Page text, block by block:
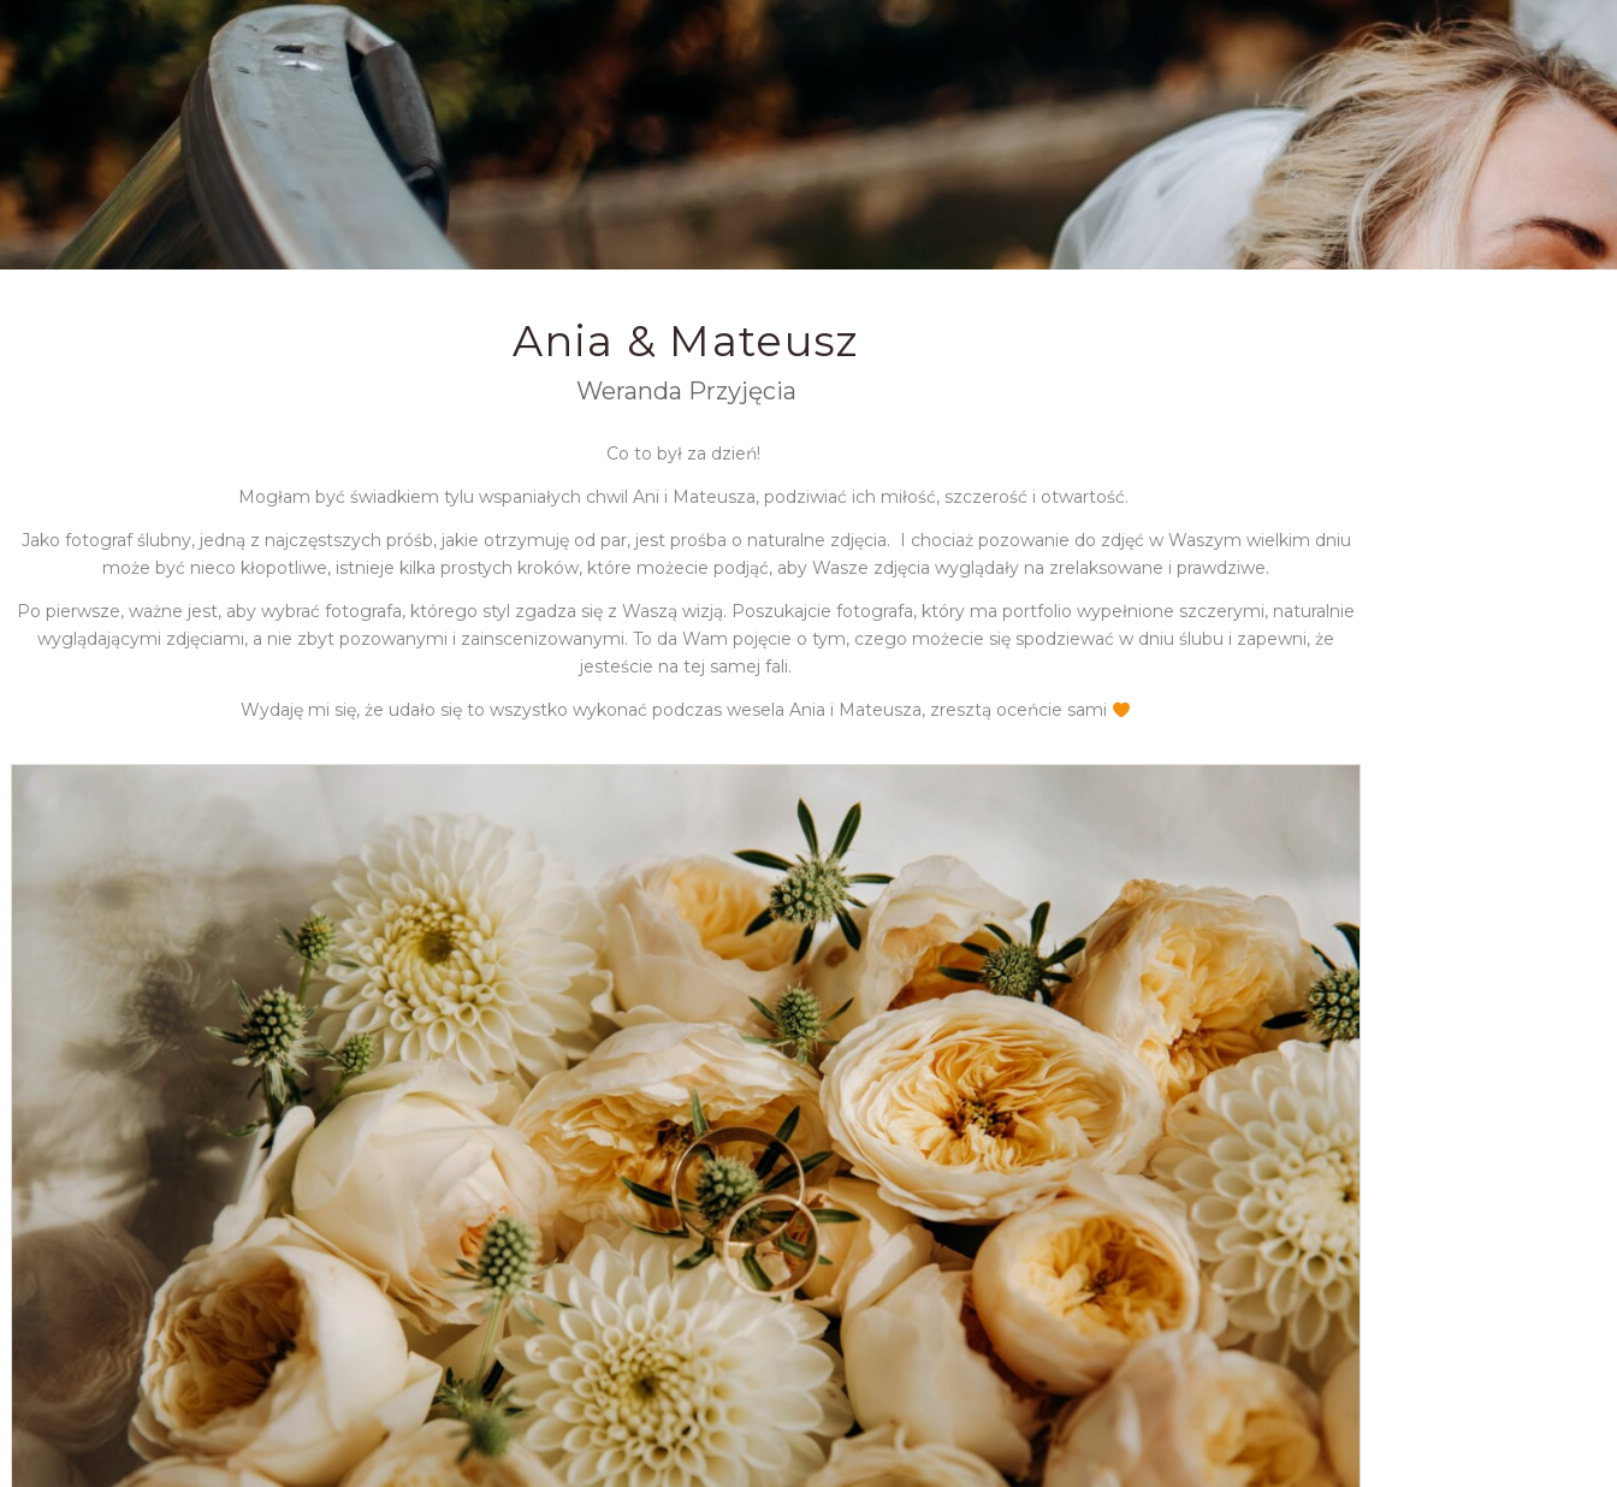
Ania & Mateusz
Weranda Przyjęcia
Co to był za dzień!
Mogłam być świadkiem tylu wspaniałych chwil Ani i Mateusza, podziwiać ich miłość, szczerość i otwartość.
Jako fotograf ślubny, jedną z najczęstszych próśb, jakie otrzymuję od par, jest prośba o naturalne zdjęcia. I chociaż pozowanie do zdjęć w Waszym wielkim dniu
może być nieco kłopotliwe, istnieje kilka prostych kroków, które możecie podjąć, aby Wasze zdjęcia wyglądały na zrelaksowane i prawdziwe.
Po pierwsze, ważne jest, aby wybrać fotografa, którego styl zgadza się z Waszą wizją. Poszukajcie fotografa, który ma portfolio wypełnione szczerymi, naturalnie
wyglądającymi zdjęciami, a nie zbyt pozowanymi i zainscenizowanymi. To da Wam pojęcie o tym, czego możecie się spodziewać w dniu ślubu i zapewni, że
jesteście na tej samej fali.
Wydaję mi się, że udało się to wszystko wykonać podczas wesela Ania i Mateusza, zresztą oceńcie sami